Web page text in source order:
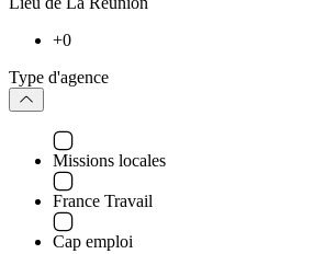
+0
Type d'agence
Missions locales
France Travail
Cap emploi